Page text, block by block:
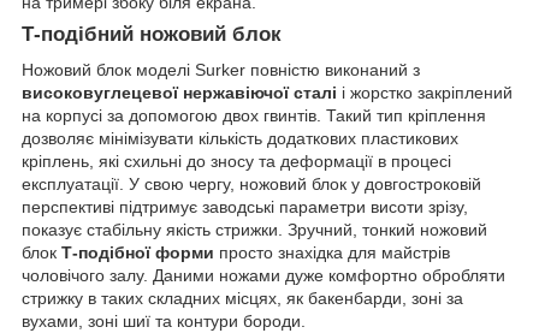
Т-подібний ножовий блок
Ножовий блок моделі Surker повністю виконаний з
високовуглецевої нержавіючої сталі і жорстко закріплений
на корпусі за допомогою двох гвинтів. Такий тип кріплення
дозволяє мінімізувати кількість додаткових пластикових
кріплень, які схильні до зносу та деформації в процесі
експлуатації. У свою чергу, ножовий блок у довгостроковій
перспективі підтримує заводські параметри висоти зрізу,
показує стабільну якість стрижки. Зручний, тонкий ножовий
блок Т-подібної форми просто знахідка для майстрів
чоловічого залу. Даними ножами дуже комфортно обробляти
стрижку в таких складних місцях, як бакенбарди, зоні за
вухами, зоні шиї та контури бороди.